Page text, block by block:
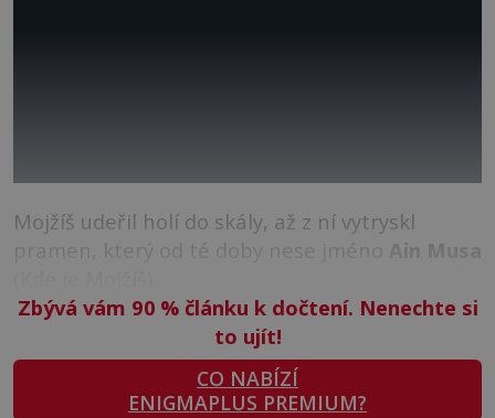
Mojžíš udeřil holí do skály, až z ní vytryskl
pramen, který od té doby nese jméno
Ain Musa
Zbývá vám 90 %článku k dočtení. Nenechte si
to ujít!
CO NABÍZÍ
ENIGMAPLUS PREMIUM?